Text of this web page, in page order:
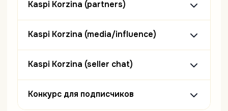
Kaspi Korzina (partners)
Kaspi Korzina (media/influence)
Kaspi Кorzina (seller chat)
Конкурс для подписчиков